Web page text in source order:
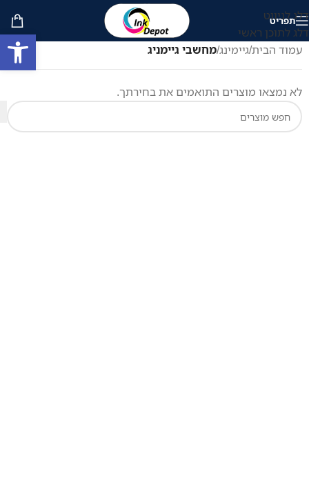
דלג לניווט
דלג לתוכן ראשי
תפריט
עמוד הבית/גיימינג/מחשבי גיימניג
לא נמצאו מוצרים התואמים את בחירתך.
פתח